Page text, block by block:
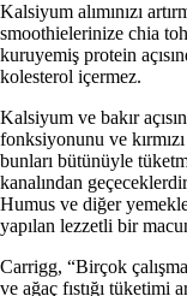
Kalsiyum alımınızı
smoothielerinize chia
kuruyemiş protein
kolesterol içermez.
Kalsiyum ve bakır
fonksiyonunu ve
bunları bütünüyle
kanalından
Humus ve diğer
yapılan lezzetli bir
Carrigg, “Birçok
ve ağaç fıstığı tüketimi